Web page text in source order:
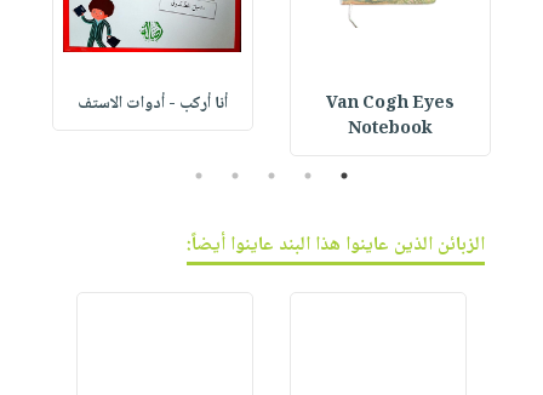
Van Cogh Eyes
Notebook
أنا أركب - أدوات الاستف
1
2
3
4
5
الزبائن الذين عاينوا هذا البند عاينوا أيضاً: